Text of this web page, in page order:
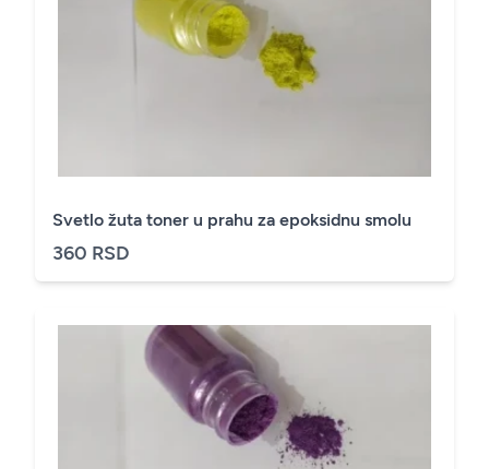
Svetlo žuta toner u prahu za epoksidnu smolu
360 RSD